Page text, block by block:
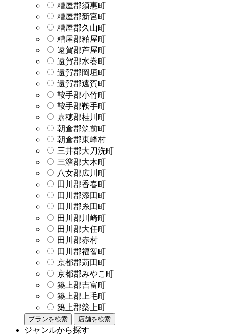
糟屋郡須惠町
糟屋郡新宮町
糟屋郡久山町
糟屋郡粕屋町
遠賀郡芦屋町
遠賀郡水巻町
遠賀郡岡垣町
遠賀郡遠賀町
鞍手郡小竹町
鞍手郡鞍手町
嘉穂郡桂川町
朝倉郡筑前町
朝倉郡東峰村
三井郡大刀洗町
三潴郡大木町
八女郡広川町
田川郡香春町
田川郡添田町
田川郡糸田町
田川郡川崎町
田川郡大任町
田川郡赤村
田川郡福智町
京都郡苅田町
京都郡みやこ町
築上郡吉富町
築上郡上毛町
築上郡築上町
プランを検索 店舗を検索
ジャンルから探す